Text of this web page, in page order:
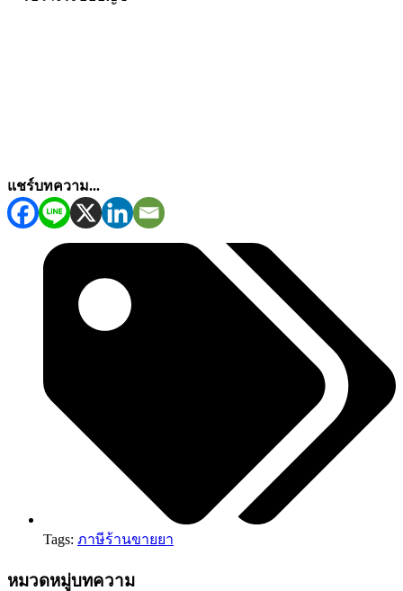
แชร์บทความ...
Tags: ภาษีร้านขายยา
หมวดหมู่บทความ